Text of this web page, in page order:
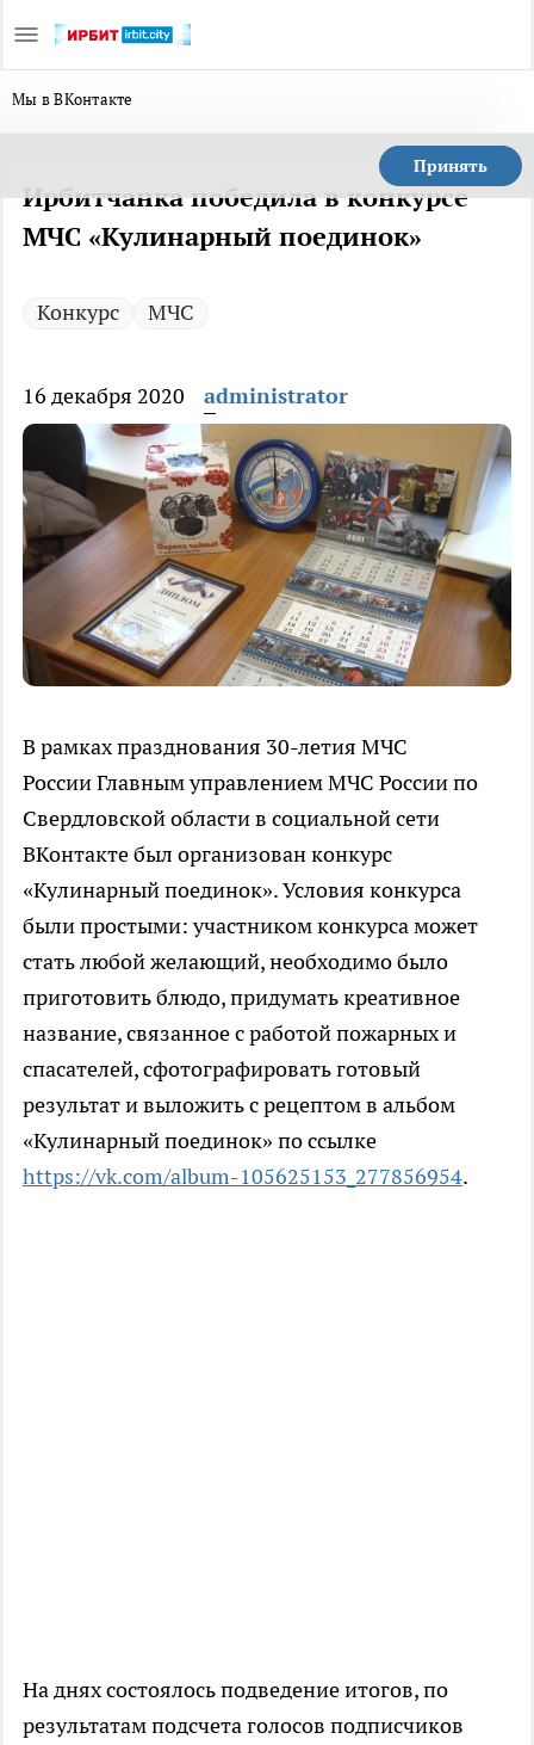
Мы в ВКонтакте
Принять
Ирбитчанка победила в конкурсе
МЧС «Кулинарный поединок»
Конкурс МЧС
16 декабря 2020 administrator
В рамках празднования 30-летия МЧС
России Главным управлением МЧС России по
Свердловской области в социальной сети
ВКонтакте был организован конкурс
«Кулинарный поединок». Условия конкурса
были простыми: участником конкурса может
стать любой желающий, необходимо было
приготовить блюдо, придумать креативное
название, связанное с работой пожарных и
спасателей, сфотографировать готовый
результат и выложить с рецептом в альбом
«Кулинарный поединок» по ссылке
https://vk.com/album-105625153_277856954.
На днях состоялось подведение итогов, по
результатам подсчета голосов подписчиков